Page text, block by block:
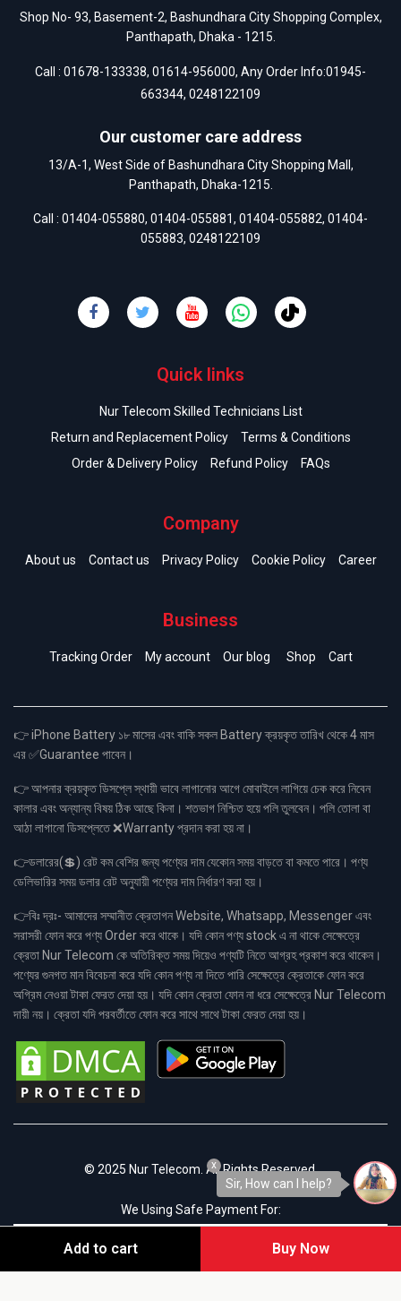
Shop No- 93, Basement-2, Bashundhara City Shopping Complex,
Panthapath, Dhaka - 1215.
Call : 01678-133338, 01614-956000, Any Order Info:01945-
663344, 0248122109
Our customer care address
13/A-1, West Side of Bashundhara City Shopping Mall,
Panthapath, Dhaka-1215.
Call : 01404-055880, 01404-055881, 01404-055882, 01404-
055883, 0248122109
Quick links
Nur Telecom Skilled Technicians List
Return and Replacement Policy
Terms & Conditions
Order & Delivery Policy
Refund Policy FAQs
Company
About us Contact us Privacy Policy Cookie Policy Career
Business
Tracking Order My account Our blog Shop Cart
👉 iPhone Battery ১৮ মাসের এবং বাকি সকল Battery ক্রয়কৃত তারিখ থেকে 4 মাস
এর ✅Guarantee পাবেন।
👉 আপনার ক্রয়কৃত ডিসপ্লে স্থায়ী ভাবে লাগানোর আগে মোবাইলে লাগিয়ে চেক করে নিবেন
কালার এবং অন্যান্য বিষয় ঠিক আছে কিনা। শতভাগ নিশ্চিত হয়ে পলি তুলবেন। পলি তোলা বা
আঠা লাগানো ডিসপ্লেতে ❌Warranty প্রদান করা হয় না।
👉ডলারের(💲) রেট কম বেশির জন্য পণ্যের দাম যেকোন সময় বাড়তে বা কমতে পারে। পণ্য
ডেলিভারির সময় ডলার রেট অনুযায়ী পণ্যের দাম নির্ধারণ করা হয়।
👉বিঃ দ্রঃ- আমাদের সম্মানীত ক্রেতাগন Website, Whatsapp, Messenger এবং
সরাসরী ফোন করে পণ্য Order করে থাকে। যদি কোন পণ্য stock এ না থাকে সেক্ষেত্রে
ক্রেতা Nur Telecom কে অতিরিক্ত সময় দিয়েও পণ্যটি নিতে আগ্রহ প্রকাশ করে থাকেন।
পণ্যের গুনগত মান বিবেচনা করে যদি কোন পণ্য না দিতে পারি সেক্ষেত্রে ক্রেতাকে ফোন করে
অগ্রিম নেওয়া টাকা ফেরত দেয়া হয়। যদি কোন ক্রেতা ফোন না ধরে সেক্ষেত্রে Nur Telecom
দায়ী নয়। ক্রেতা যদি পরবর্তীতে ফোন করে সাথে সাথে টাকা ফেরত দেয়া হয়।
© 2025 Nur Telecom. All Rights Reserved.
We Using Safe Payment For:
Add to cart Buy Now
Sir, How can I help?
x